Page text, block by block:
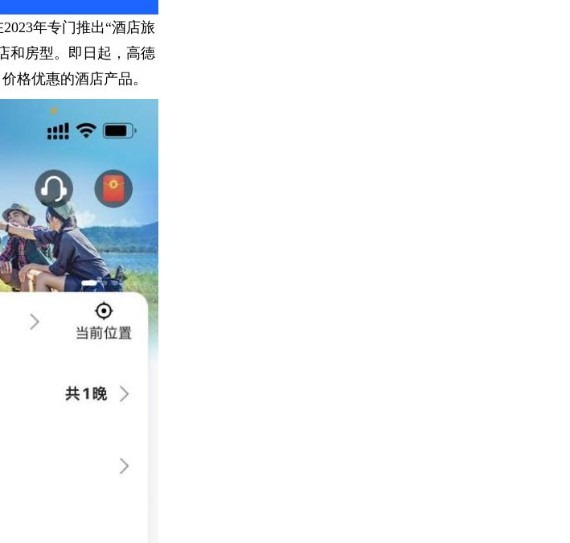
年专门推出“酒店旅
和房型。即日起，高德
格优惠的酒店产品。